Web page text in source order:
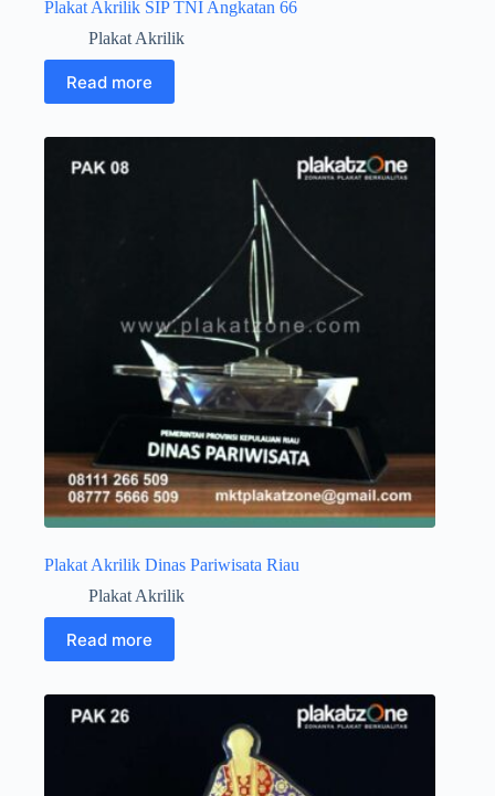
Plakat Akrilik SIP TNI Angkatan 66
Plakat Akrilik
Read more
Plakat Akrilik Dinas Pariwisata Riau
Plakat Akrilik
Read more